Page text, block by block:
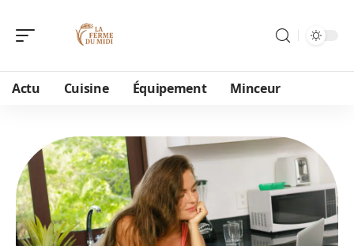
Actu Cuisine Équipement Minceur